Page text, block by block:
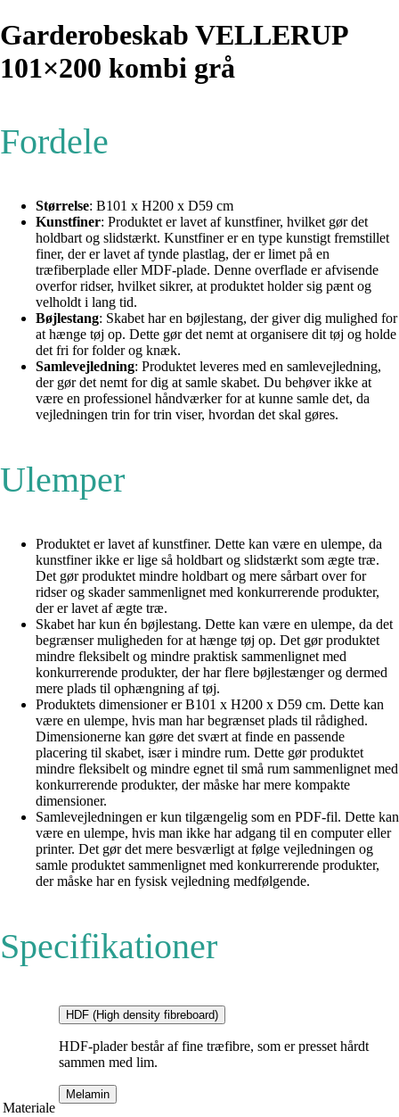
Garderobeskab VELLERUP
101×200 kombi grå
Fordele
Størrelse: B101 x H200 x D59 cm
Kunstfiner: Produktet er lavet af kunstfiner, hvilket gør det
holdbart og slidstærkt. Kunstfiner er en type kunstigt fremstillet
finer, der er lavet af tynde plastlag, der er limet på en
træfiberplade eller MDF-plade. Denne overflade er afvisende
overfor ridser, hvilket sikrer, at produktet holder sig pænt og
velholdt i lang tid.
Bøjlestang: Skabet har en bøjlestang, der giver dig mulighed for
at hænge tøj op. Dette gør det nemt at organisere dit tøj og holde
det fri for folder og knæk.
Samlevejledning: Produktet leveres med en samlevejledning,
der gør det nemt for dig at samle skabet. Du behøver ikke at
være en professionel håndværker for at kunne samle det, da
vejledningen trin for trin viser, hvordan det skal gøres.
Ulemper
Produktet er lavet af kunstfiner. Dette kan være en ulempe, da
kunstfiner ikke er lige så holdbart og slidstærkt som ægte træ.
Det gør produktet mindre holdbart og mere sårbart over for
ridser og skader sammenlignet med konkurrerende produkter,
der er lavet af ægte træ.
Skabet har kun én bøjlestang. Dette kan være en ulempe, da det
begrænser muligheden for at hænge tøj op. Det gør produktet
mindre fleksibelt og mindre praktisk sammenlignet med
konkurrerende produkter, der har flere bøjlestænger og dermed
mere plads til ophængning af tøj.
Produktets dimensioner er B101 x H200 x D59 cm. Dette kan
være en ulempe, hvis man har begrænset plads til rådighed.
Dimensionerne kan gøre det svært at finde en passende
placering til skabet, især i mindre rum. Dette gør produktet
mindre fleksibelt og mindre egnet til små rum sammenlignet med
konkurrerende produkter, der måske har mere kompakte
dimensioner.
Samlevejledningen er kun tilgængelig som en PDF-fil. Dette kan
være en ulempe, hvis man ikke har adgang til en computer eller
printer. Det gør det mere besværligt at følge vejledningen og
samle produktet sammenlignet med konkurrerende produkter,
der måske har en fysisk vejledning medfølgende.
Specifikationer
Materiale
HDF (High density fibreboard)
HDF-plader består af fine træfibre, som er presset hårdt
sammen med lim.
Melamin